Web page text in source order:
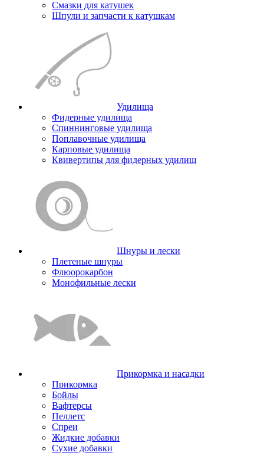
Смазки для катушек
Шпули и запчасти к катушкам
Удилища
Фидерные удилища
Спиннинговые удилища
Поплавочные удилища
Карповые удилища
Квивертипы для фидерных удилищ
Шнуры и лески
Плетеные шнуры
Флюорокарбон
Монофильные лески
Прикормка и насадки
Прикормка
Бойлы
Вафтерсы
Пеллетс
Спреи
Жидкие добавки
Сухие добавки